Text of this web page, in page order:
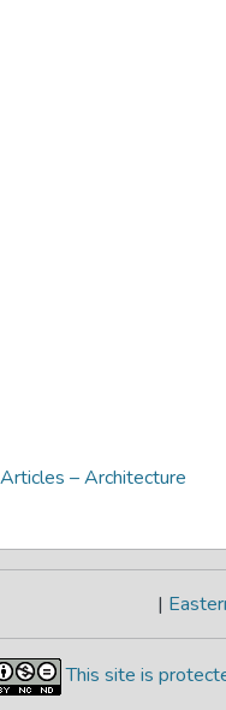
– Architecture
|
This site is